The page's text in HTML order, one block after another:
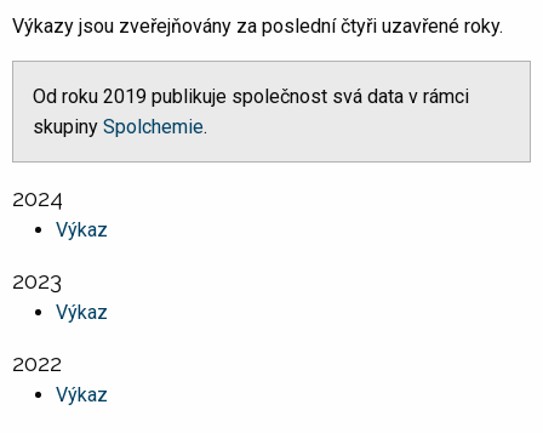
Výkazy jsou zveřejňovány za poslední čtyři uzavřené roky.
Od roku 2019 publikuje společnost svá data v rámci
skupiny Spolchemie.
2024
Výkaz
2023
Výkaz
2022
Výkaz